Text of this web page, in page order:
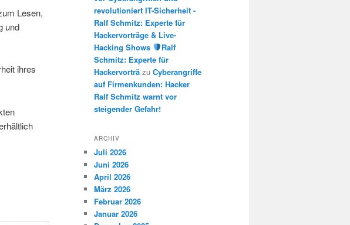
Lesen,
und
ihres
revolutioniert IT-Sicherheit -
Ralf Schmitz: Experte für
Hackervorträge & Live-
Hacking Shows
Ralf
Schmitz: Experte für
Hackervorträ zu Cyberangriffe
auf Firmenkunden: Hacker
Ralf Schmitz warnt vor
steigender Gefahr!
ARCHIV
Juli 2026
Juni 2026
April 2026
März 2026
Februar 2026
Januar 2026